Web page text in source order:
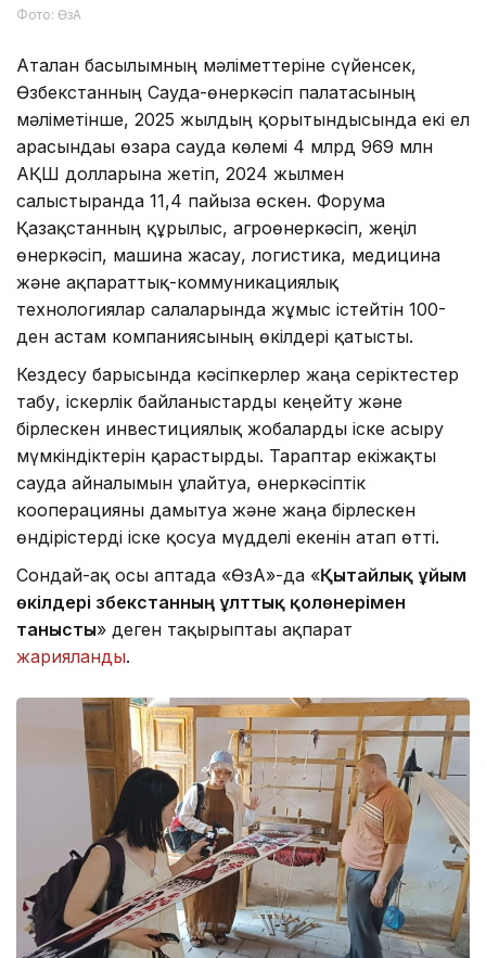
Фото: ӨзА
Аталған басылымның мәліметтеріне сүйенсек,
Өзбекстанның Сауда-өнеркәсіп палатасының
мәліметінше, 2025 жылдың қорытындысында екі ел
арасындағы өзара сауда көлемі 4 млрд 969 млн
АҚШ долларына жетіп, 2024 жылмен
салыстырғанда 11,4 пайызға өскен. Форумға
Қазақстанның құрылыс, агроөнеркәсіп, жеңіл
өнеркәсіп, машина жасау, логистика, медицина
және ақпараттық-коммуникациялық
технологиялар салаларында жұмыс істейтін 100-
ден астам компаниясының өкілдері қатысты.
Кездесу барысында кәсіпкерлер жаңа серіктестер
табу, іскерлік байланыстарды кеңейту және
бірлескен инвестициялық жобаларды іске асыру
мүмкіндіктерін қарастырды. Тараптар екіжақты
сауда айналымын ұлғайтуға, өнеркәсіптік
кооперацияны дамытуға және жаңа бірлескен
өндірістерді іске қосуға мүдделі екенін атап өтті.
Сондай-ақ осы аптада «ӨзА»-да «Қытайлық ұйым
өкілдері Өзбекстанның ұлттық қолөнерімен
танысты» деген тақырыптағы ақпарат
жарияланды.